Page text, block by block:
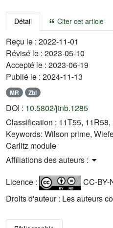
Détail Citer cet article
Reçu le : 2022-11-01
Révisé le : 2023-05-10
Accepté le : 2023-06-19
Publié le : 2024-11-13
MR Zbl
DOI : 10.5802/jtnb.1285
Classification : 11T55, 11R58,
Keywords: Wilson prime,
Carlitz module
Affiliations des auteurs :
Licence :
CC-BY-
Droits d'auteur : Les auteurs